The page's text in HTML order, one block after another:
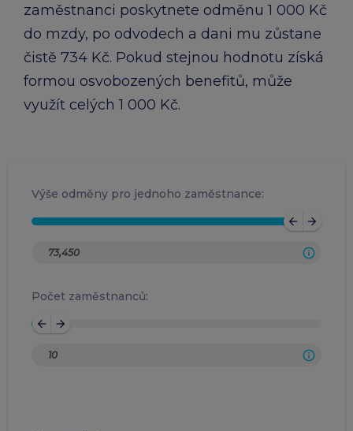
zaměstnanci poskytnete odměnu 1 000 Kč
do mzdy, po odvodech a dani mu zůstane
čistě 734 Kč. Pokud stejnou hodnotu získá
formou osvobozených benefitů, může
využít celých 1 000 Kč.
Výše odměny pro jednoho zaměstnance:
arrow_back arrow_forward
Počet zaměstnanců:
arrow_back arrow_forward